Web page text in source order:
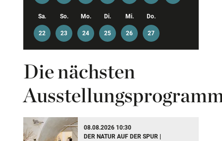
Sa.
22
So.
23
Mo.
24
Di.
25
Mi.
26
Do.
27
Die nächsten
56 Veranstaltung(en) gefunden
08.08.2026 10:30
DER NATUR AUF DER SPUR |